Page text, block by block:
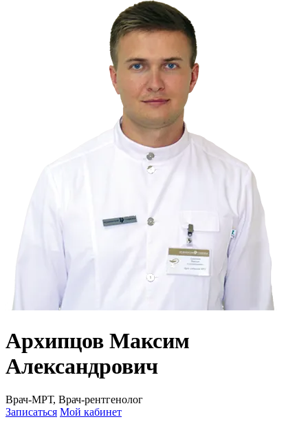
Архипцов Максим
Александрович
Врач-МРТ, Врач-рентгенолог
Записаться Мой кабинет